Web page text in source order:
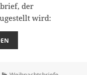
der
wird: